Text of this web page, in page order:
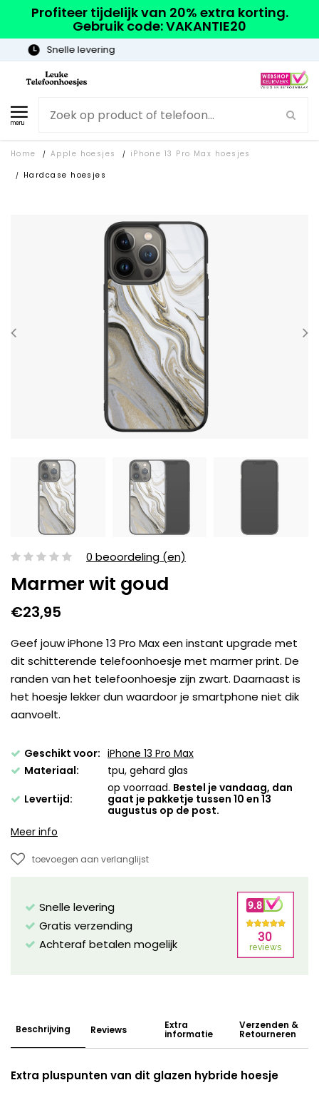
Profiteer tijdelijk van 20% extra korting.
Gebruik code: VAKANTIE20
menu
Home / Apple hoesjes / iPhone 13 Pro Max hoesjes
/ Hardcase hoesjes
0 beoordeling (en)
Marmer wit goud
€23,95
Geef jouw iPhone 13 Pro Max een instant upgrade met
dit schitterende telefoonhoesje met marmer print. De
randen van het telefoonhoesje zijn zwart. Daarnaast is
het hoesje lekker dun waardoor je smartphone niet dik
aanvoelt.
Geschikt voor: iPhone 13 Pro Max
Materiaal:
tpu, gehard glas
Levertijd:
op voorraad. Bestel je vandaag, dan
gaat je pakketje tussen 10 en 13
augustus op de post.
Meer info
toevoegen aan verlanglijst
Snelle levering
Gratis verzending
Achteraf betalen mogelijk
Beschrijving Reviews Extra
informatie
Verzenden &
Retourneren
Extra pluspunten van dit glazen hybride hoesje